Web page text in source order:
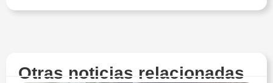
Otras noticias relacionadas